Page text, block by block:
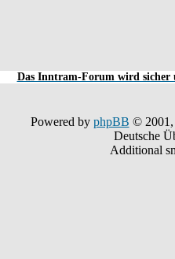
Das Inntram-Forum wird sicher
Powered by phpBB © 2001,
Deutsche
Additional